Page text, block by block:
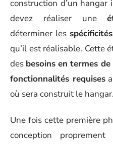
construction d’un
devez réaliser une
déterminer les
qu’il est réalisable. Cette
des besoins en termes
fonctionnalités requises
où sera construit le hangar.
Une fois cette première
conception